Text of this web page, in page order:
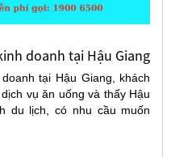
doanh tại Hậu Giang
tại Hậu Giang, khách
vụ ăn uống và thấy Hậu
du lịch, có nhu cầu muốn